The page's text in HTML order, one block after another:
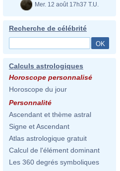
Mer. 12 août 17h37 T.U.
Recherche de célébrité
Calculs astrologiques
Horoscope personnalisé
Horoscope du jour
Personnalité
Ascendant et thème astral
Signe et Ascendant
Atlas astrologique gratuit
Calcul de l'élément dominant
Les 360 degrés symboliques